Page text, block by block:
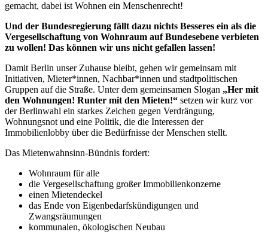
gemacht, dabei ist Wohnen ein Menschenrecht!
Und der Bundesregierung fällt dazu nichts Besseres ein als die
Vergesellschaftung von Wohnraum auf Bundesebene verbieten
zu wollen! Das können wir uns nicht gefallen lassen!
Damit Berlin unser Zuhause bleibt, gehen wir gemeinsam mit
Initiativen, Mieter*innen, Nachbar*innen und stadtpolitischen
Gruppen auf die Straße. Unter dem gemeinsamen Slogan „Her mit
den Wohnungen! Runter mit den Mieten!“ setzen wir kurz vor
der Berlinwahl ein starkes Zeichen gegen Verdrängung,
Wohnungsnot und eine Politik, die die Interessen der
Immobilienlobby über die Bedürfnisse der Menschen stellt.
Das Mietenwahnsinn-Bündnis fordert:
Wohnraum für alle
die Vergesellschaftung großer Immobilienkonzerne
einen Mietendeckel
das Ende von Eigenbedarfskündigungen und
Zwangsräumungen
kommunalen, ökologischen Neubau